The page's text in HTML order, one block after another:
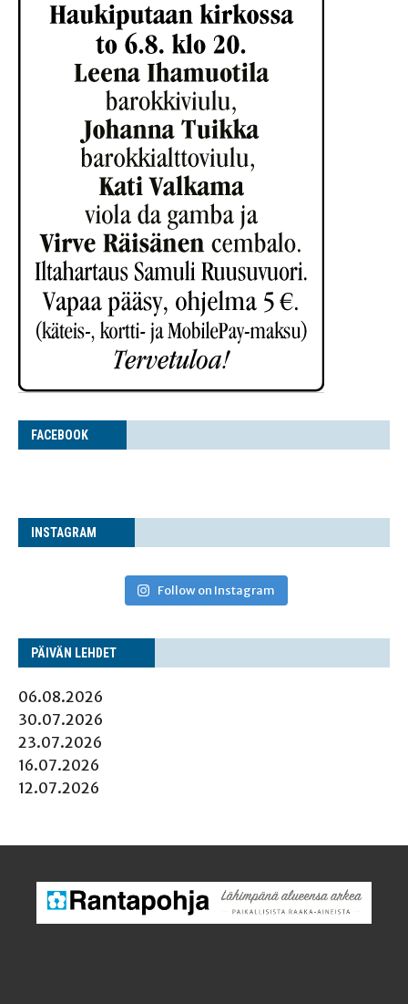
FACE­BOOK
INS­TA­GRAM
Follow on Instagram
PÄI­VÄN LEHDET
06.08.2026
30.07.2026
23.07.2026
16.07.2026
12.07.2026